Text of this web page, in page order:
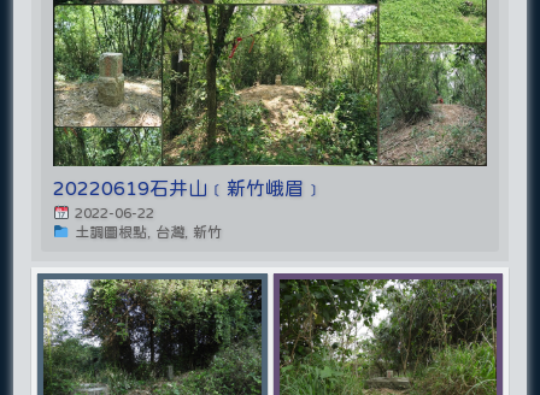
20220619石井山﹝新竹峨眉﹞
2022-06-22
土調圖根點, 台灣, 新竹